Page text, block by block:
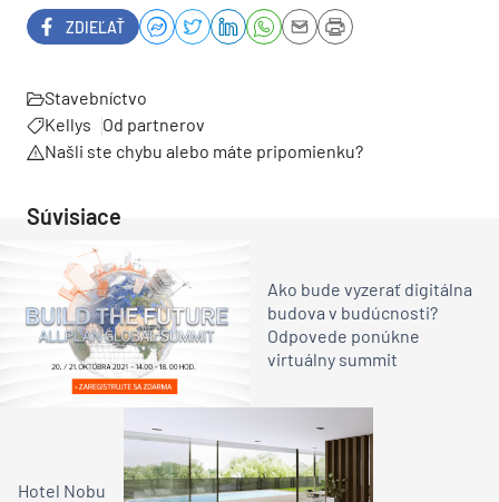
ZDIEĽAŤ
Stavebníctvo
Kellys
Od partnerov
Našli ste chybu alebo máte pripomienku?
Súvisiace
Ako bude vyzerať digitálna
budova v budúcnosti?
Odpovede ponúkne
virtuálny summit
Hotel Nobu